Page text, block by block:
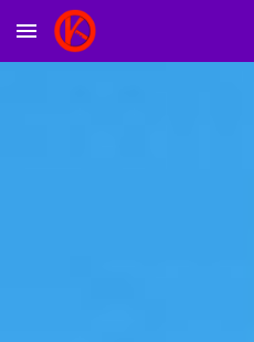
Skip to main content